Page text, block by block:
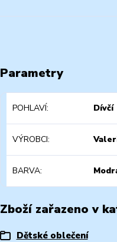
Parametry
POHLAVÍ Dívčí
VÝROBCI
BARVA
Zboží zařazeno v
Dětské oblečení